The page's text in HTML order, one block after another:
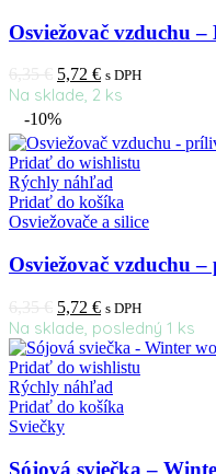
Osviežovač vzduchu
5,72 € s DPH
Na sklade, 2 ks
-10%
Pridať do wishlistu
Rýchly náhľad
Pridať do košíka
Osviežovače a silice
Osviežovač vzduchu
5,72 € s DPH
Na sklade, posledný 1 ks
Pridať do wishlistu
Rýchly náhľad
Pridať do košíka
Sviečky
Sójová sviečka –